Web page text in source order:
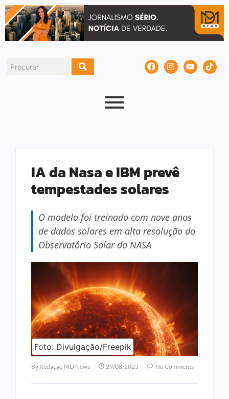
IA da Nasa e IBM prevê
tempestades solares
O modelo foi treinado com nove anos
de dados solares em alta resolução do
Observatório Solar da NASA
Foto: Divulgação/Freepik
By Redação MD News 29/08/2025 No Comments